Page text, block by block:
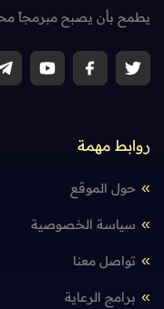
يطمح بأن يصبح مبرمجاً
روابط مهمة
حول الموقع
سياسة الخصوصية
تواصل معنا
برامج الرعاية